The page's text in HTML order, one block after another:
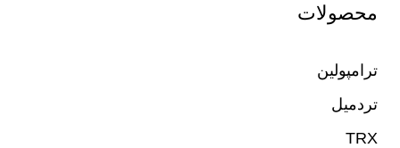
محصولات
ترامپولین
تردمیل
TRX